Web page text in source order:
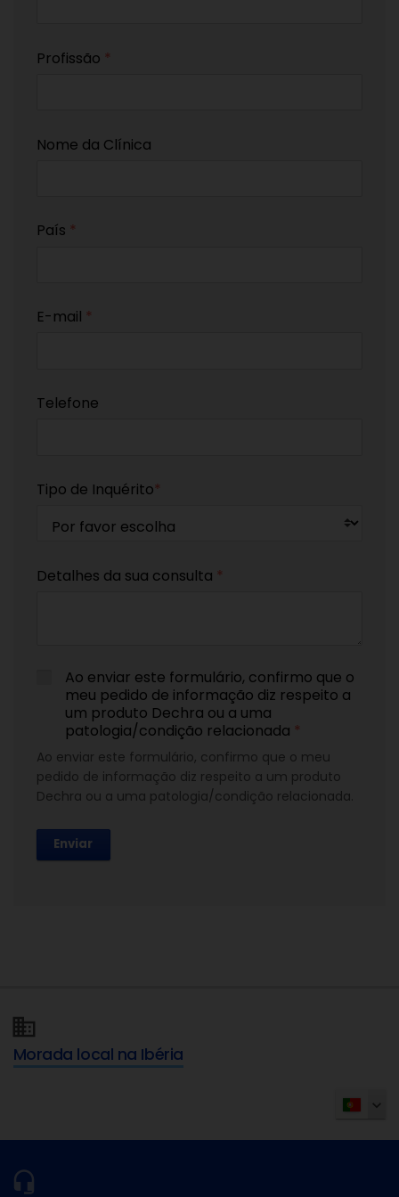
Profissão *
Nome da Clínica
País *
E-mail *
Telefone
Tipo de Inquérito*
Detalhes da sua consulta *
Ao enviar este formulário, confirmo que o
meu pedido de informação diz respeito a
um produto Dechra ou a uma
patologia/condição relacionada *
Ao enviar este formulário, confirmo que o meu
pedido de informação diz respeito a um produto
Dechra ou a uma patologia/condição relacionada.
Enviar
Morada local na Ibéria